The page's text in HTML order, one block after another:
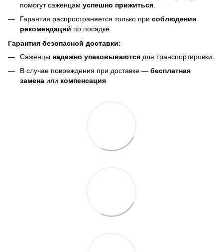
помогут саженцам успешно прижиться
Гарантия распространяется только при соблюдении
рекомендаций по посадке.
Гарантия безопасной доставки:
Саженцы надежно упаковываются для транспортировки.
В случае повреждения при доставке — бесплатная
замена или компенсация